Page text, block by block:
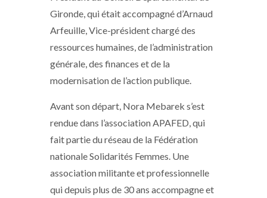
Gironde, qui était accompagné d’Arnaud
Arfeuille, Vice-président chargé des
ressources humaines, de l’administration
générale, des finances et de la
modernisation de l’action publique.
Avant son départ, Nora Mebarek s’est
rendue dans l’association APAFED, qui
fait partie du réseau de la Fédération
nationale Solidarités Femmes. Une
association militante et professionnelle
qui depuis plus de 30 ans accompagne et